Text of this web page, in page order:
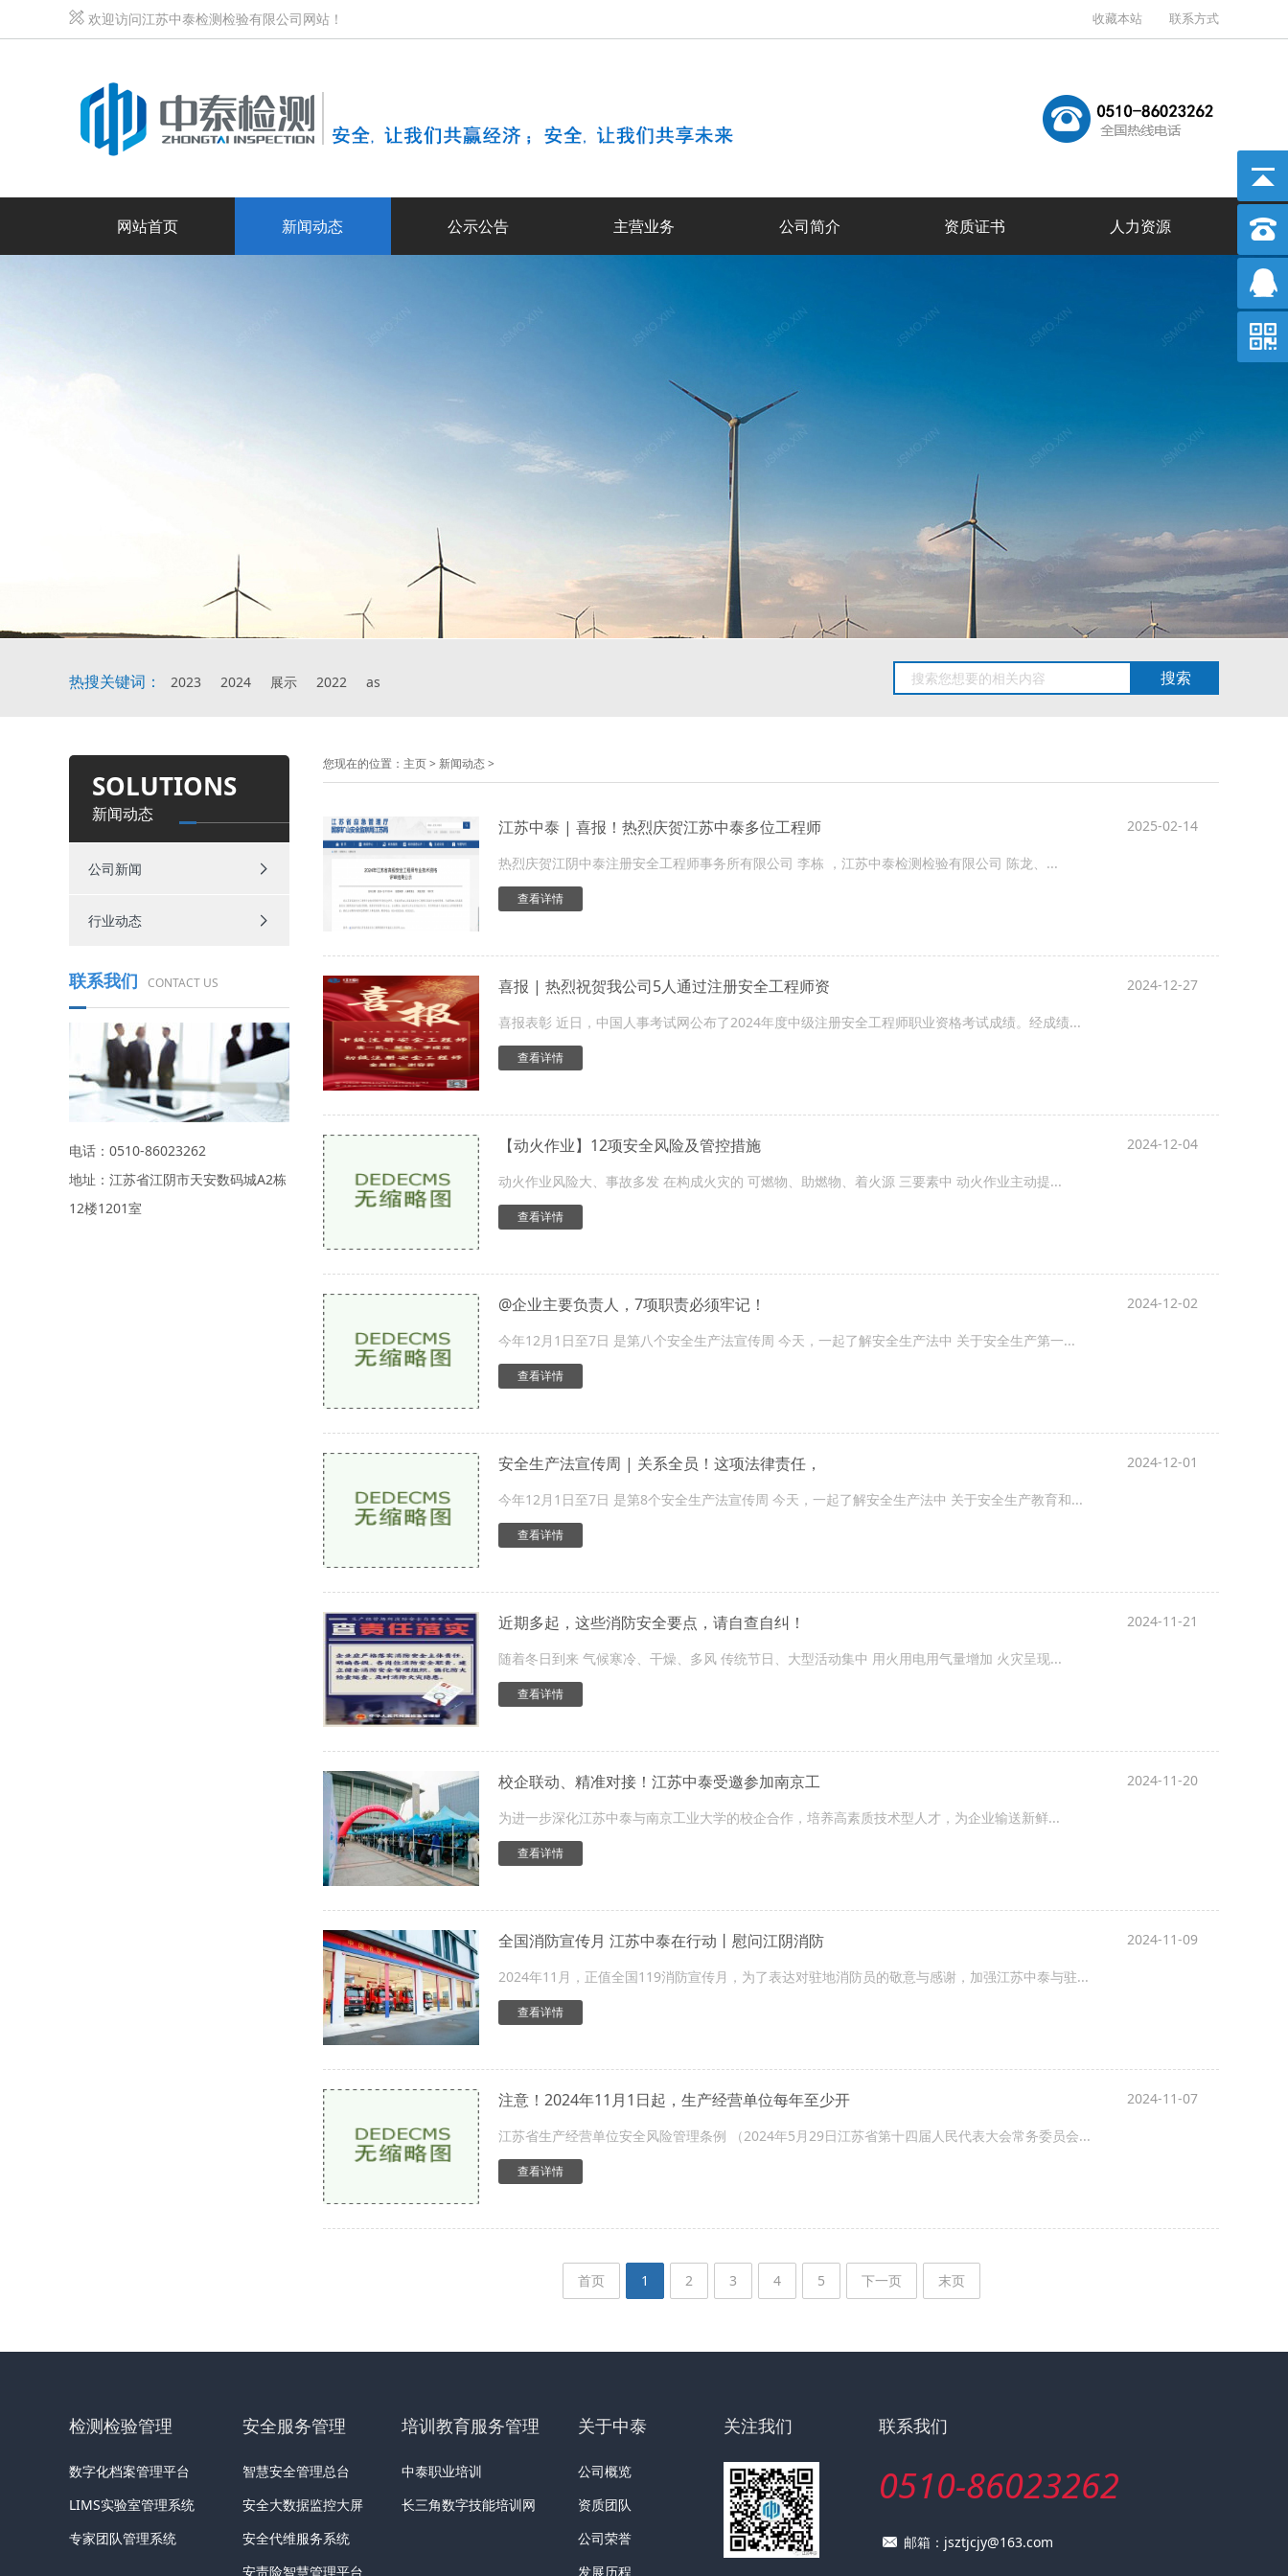
欢迎访问江苏中泰检测检验有限公司网站！ 收藏本站 联系方式
网站首页 新闻动态 公示公告 主营业务 公司简介 资质证书 人力资源
热搜关键词： 2023 2024 展示 2022 as
SOLUTIONS
新闻动态
公司新闻
行业动态
联系我们 CONTACT US
电话：0510-86023262
地址：江苏省江阴市天安数码城A2栋
12楼1201室
您现在的位置： 主页> 新闻动态>
江苏中泰 | 喜报！热烈庆贺江苏中泰多位工程师 2025-02-14
热烈庆贺江阴中泰注册安全工程师事务所有限公司 李栋 ，江苏中泰检测检验有限公司 陈龙、...
查看详情
喜报 | 热烈祝贺我公司5人通过注册安全工程师资 2024-12-27
喜报表彰 近日，中国人事考试网公布了2024年度中级注册安全工程师职业资格考试成绩。经成绩...
查看详情
【动火作业】12项安全风险及管控措施 2024-12-04
动火作业风险大、事故多发 在构成火灾的 可燃物、助燃物、着火源 三要素中 动火作业主动提...
查看详情
@企业主要负责人，7项职责必须牢记！ 2024-12-02
今年12月1日至7日 是第八个安全生产法宣传周 今天，一起了解安全生产法中 关于安全生产第一...
查看详情
安全生产法宣传周 | 关系全员！这项法律责任， 2024-12-01
今年12月1日至7日 是第8个安全生产法宣传周 今天，一起了解安全生产法中 关于安全生产教育和...
查看详情
近期多起，这些消防安全要点，请自查自纠！ 2024-11-21
随着冬日到来 气候寒冷、干燥、多风 传统节日、大型活动集中 用火用电用气量增加 火灾呈现...
查看详情
校企联动、精准对接！江苏中泰受邀参加南京工 2024-11-20
为进一步深化江苏中泰与南京工业大学的校企合作，培养高素质技术型人才，为企业输送新鲜...
查看详情
全国消防宣传月 江苏中泰在行动丨慰问江阴消防 2024-11-09
2024年11月，正值全国119消防宣传月，为了表达对驻地消防员的敬意与感谢，加强江苏中泰与驻...
查看详情
注意！2024年11月1日起，生产经营单位每年至少开 2024-11-07
江苏省生产经营单位安全风险管理条例 （2024年5月29日江苏省第十四届人民代表大会常务委员会...
查看详情
首页 1 2 3 4 5 下一页 末页
检测检验管理
数字化档案管理平台
LIMS实验室管理系统
专家团队管理系统
安全服务管理
智慧安全管理总台
安全大数据监控大屏
安全代维服务系统
安责险智慧管理平台
培训教育服务管理
中泰职业培训
长三角数字技能培训网
关于中泰
公司概览
资质团队
公司荣誉
发展历程
关注我们 联系我们
0510-86023262
邮箱：jsztjcjy@163.com